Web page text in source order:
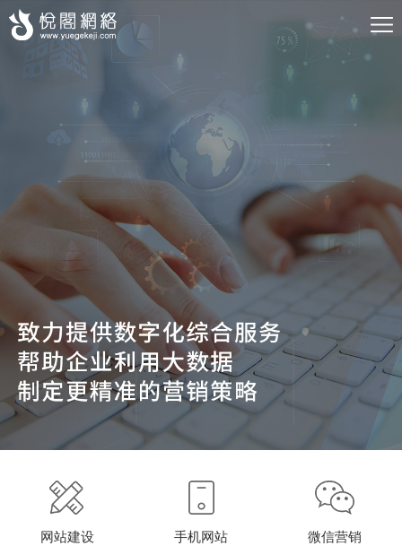
网站建设 手机网站 微信营销